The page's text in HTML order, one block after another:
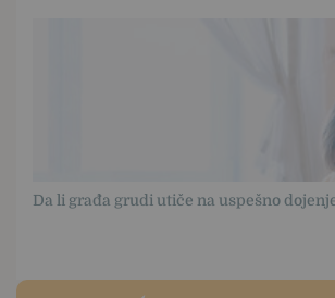
Da li građa grudi utiče na uspešno